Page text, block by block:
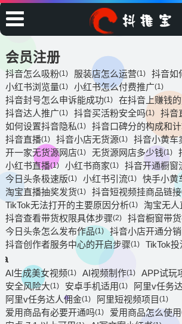
会员注册
​抖音怎么吸粉(1) ​服装店怎么运营(1) 抖音如
​小红书浏览量(1) ​小红书怎么付费推广(1)
​抖音封号怎么申诉能成功(1) 在‌抖音上赚钱
​抖音达人推广(1) ​抖音买活粉安全吗(1) 抖音
如何设置抖音隐私‌(1) 抖音口碑分的构成和
​抖音直播(1) ​抖音小店无货源(1) 抖音小黄车
​开一家无货源网店(1) ​无货源网店多少钱(1)
​小红书直播(1) ​小红书商家(1) 抖音‌开通橱窗
​今日头条极速版(1) ​小红书引流(1) 快手小黄
​淘宝直播抽奖发货(1) ​抖音短视频挂商品链接
TikTok无法打开的主要原因‌分析(1) 淘宝无人
抖音‌查看带货权限具体步骤(2) 抖音橱窗带
​今日头条怎么发布作品(1) 抖音小店开通‌分
抖音‌创作者服务中心的开启步骤‌(1) TikTok
a
AI生成美女视频(1) AI视频制作(1) APP试玩
安全风险大(1) 安卓手机适用(1) 阿里v任务
阿里v任务达人佣金(1) 阿里短视频项目 (1)
爱用商品有必要开通吗(1) 爱用商品怎么使用